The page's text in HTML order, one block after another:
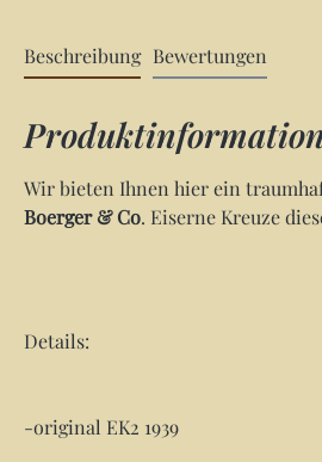
Beschreibung Bewertungen
Wir bieten Ihnen hier ein
Boerger & Co. Eiserne Kreuze
Details:
-original EK2 1939